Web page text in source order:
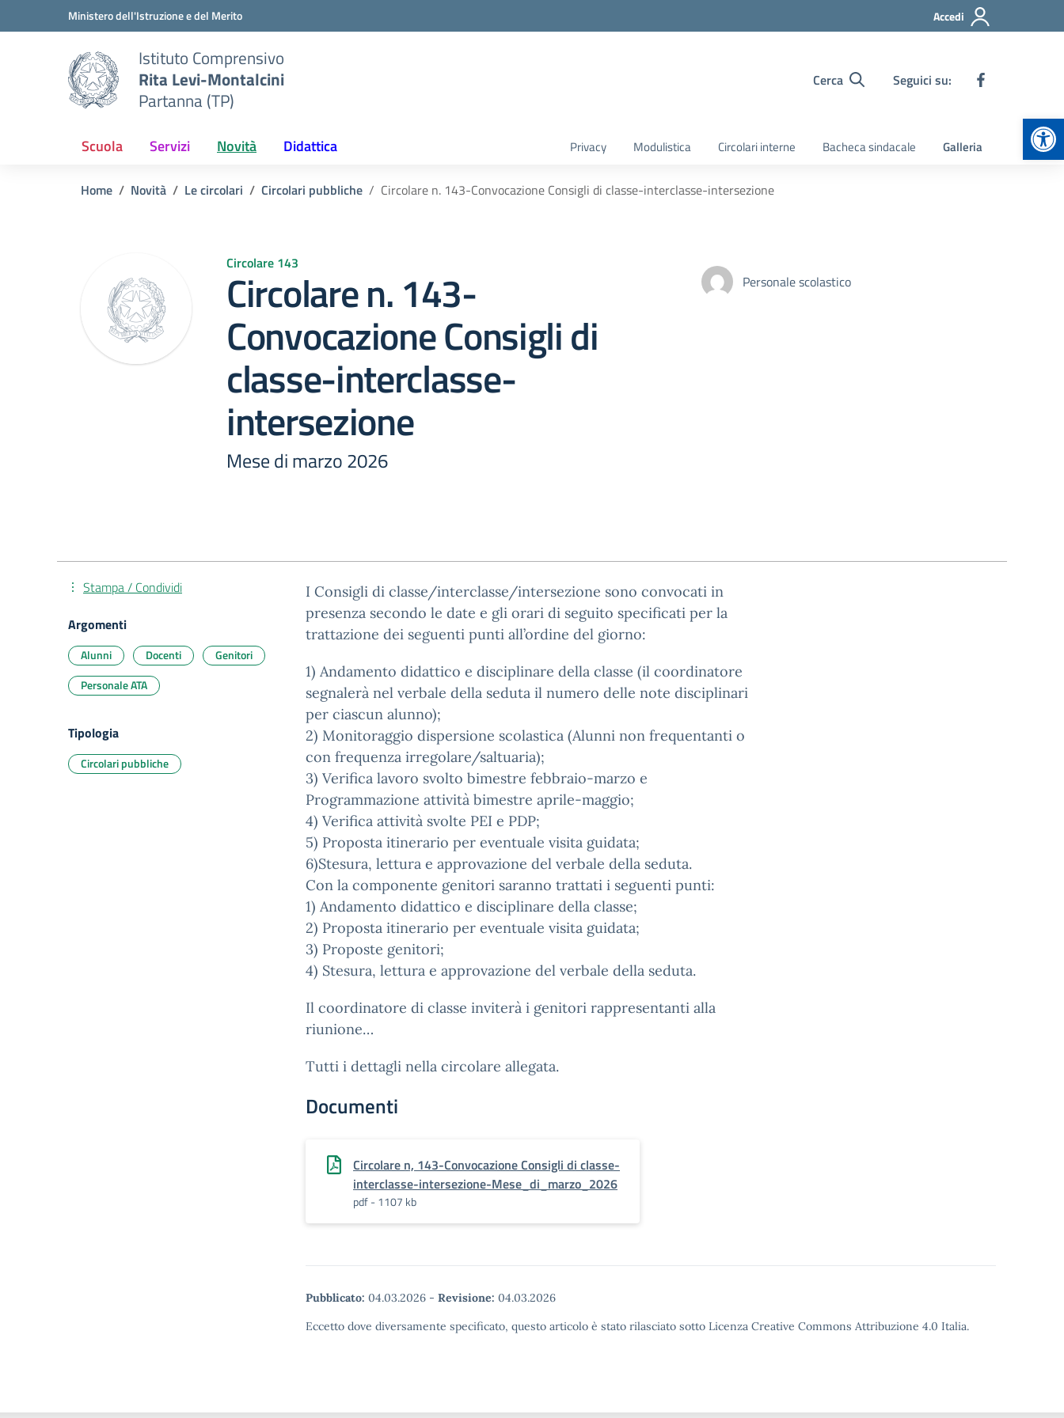
Vai ai contenuti
Vai al menu di navigazioneMinistero dell'Istruzione e del Merito Accedi
Istituto Comprensivo
Rita Levi-Montalcini
Partanna (TP)
Cerca Seguici su:
Scuola Servizi Novità Didattica Privacy Modulistica Circolari interne Bacheca sindacale Galleria
Home Novità Le circolari Circolari pubbliche Circolare n. 143-Convocazione Consigli di classe-interclasse-intersezione
Circolare 143
Circolare n. 143-
Convocazione Consigli di
classe-interclasse-
intersezione
Mese di marzo 2026
Personale scolastico
I Consigli di classe/interclasse/intersezione sono convocati in
presenza secondo le date e gli orari di seguito specificati per la
trattazione dei seguenti punti all’ordine del giorno:
1) Andamento didattico e disciplinare della classe (il coordinatore
segnalerà nel verbale della seduta il numero delle note disciplinari
per ciascun alunno);
2) Monitoraggio dispersione scolastica (Alunni non frequentanti o
con frequenza irregolare/saltuaria);
3) Verifica lavoro svolto bimestre febbraio-marzo e
Programmazione attività bimestre aprile-maggio;
4) Verifica attività svolte PEI e PDP;
5) Proposta itinerario per eventuale visita guidata;
6)Stesura, lettura e approvazione del verbale della seduta.
Con la componente genitori saranno trattati i seguenti punti:
1) Andamento didattico e disciplinare della classe;
2) Proposta itinerario per eventuale visita guidata;
3) Proposte genitori;
4) Stesura, lettura e approvazione del verbale della seduta.
Il coordinatore di classe inviterà i genitori rappresentanti alla
riunione…
Tutti i dettagli nella circolare allegata.
Documenti
Circolare n, 143-Convocazione Consigli di classe-
interclasse-intersezione-Mese_di_marzo_2026
pdf - 1107 kb
Pubblicato: 04.03.2026 - Revisione: 04.03.2026
Eccetto dove diversamente specificato, questo articolo è stato rilasciato sotto Licenza Creative Commons Attribuzione 4.0 Italia.
Stampa / Condividi
Argomenti
Alunni Docenti
Genitori
Personale ATA
Tipologia
Circolari pubbliche